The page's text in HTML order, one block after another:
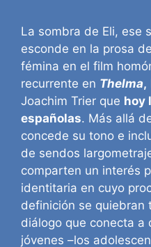
La sombra de Eli, ese
esconde en la prosa
fémina en el film
recurrente en Thelma,
Joachim Trier que hoy
españolas. Más allá
concede su tono e
de sendos
comparten un interés
identitaria en cuyo
definición se quiebran
diálogo que conecta a
jóvenes –los